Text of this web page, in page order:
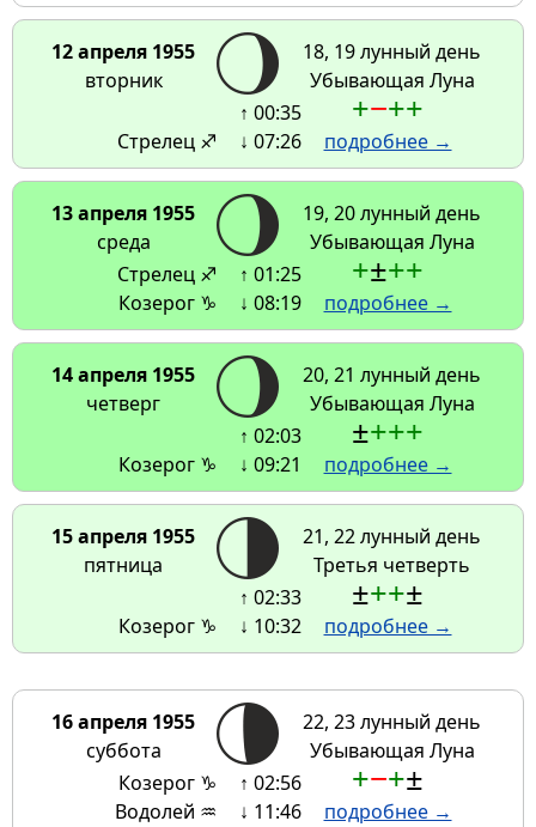
12 апреля 1955
вторник
18, 19 лунный день
Убывающая Луна
Стрелец ♐
↑ 00:35
↓ 07:26
+−++
подробнее →
13 апреля 1955
среда
19, 20 лунный день
Убывающая Луна
Стрелец ♐
Козерог ♑
↑ 01:25
↓ 08:19
+±++
подробнее →
14 апреля 1955
четверг
20, 21 лунный день
Убывающая Луна
Козерог ♑
↑ 02:03
↓ 09:21
±+++
подробнее →
15 апреля 1955
пятница
21, 22 лунный день
Третья четверть
Козерог ♑
↑ 02:33
↓ 10:32
±++±
подробнее →
16 апреля 1955
суббота
22, 23 лунный день
Убывающая Луна
Козерог ♑
Водолей ♒
↑ 02:56
↓ 11:46
+−+±
подробнее →